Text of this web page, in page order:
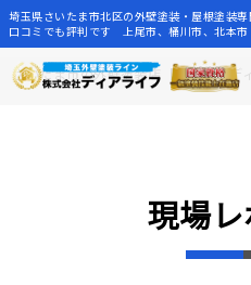
Skip
to
埼玉県さいたま市北区の外壁塗装・屋根塗装
口コミでも評判です 上尾市、桶川市、北本市
さいたま市の外壁塗装店【株式会社デ
現場